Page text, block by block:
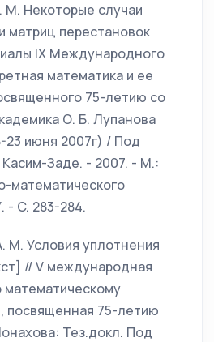
М. Некоторые случаи
матриц перестановок
IX Международного
математика и ее
75-летию со
О. Б. Лупанова
23 июня 2007г) / Под
Заде. - 2007. - М.:
математического
- C. 283-284.
М. Условия уплотнения
// V международная
посвященная 75-летию
Тез.докл. Под